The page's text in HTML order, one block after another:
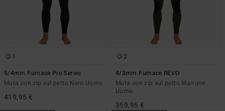
1
5/4mm Furnace Pro Series
Muta con zip sul petto Nero Uomo
419,95 €
2
4/3mm Furnace REVO
Muta con zip sul petto Marrone
Uomo
359,95 €